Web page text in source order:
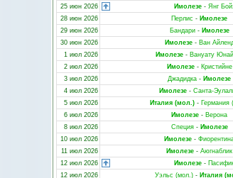
25 июн 2026
Имолезе- Янг
28 июн 2026
Перлис - Имолезе
29 июн 2026
Бандари- Имолезе
30 июн 2026
Имолезе- Ван
1 июл 2026
Имолезе- Вануату
2 июл 2026
Имолезе- Кристийне
3 июл 2026
Джадидка - Имолезе
4 июл 2026
Имолезе - Санта-
5 июл 2026
Италия (мол.)- Германия
6 июл 2026
Имолезе - Верона
8 июл 2026
Специя- Имолезе
10 июл 2026
Имолезе -
11 июл 2026
Имолезе - Аюгнаблик
12 июл 2026
Имолезе -
12 июл 2026
Уэльс (мол.)- Италия